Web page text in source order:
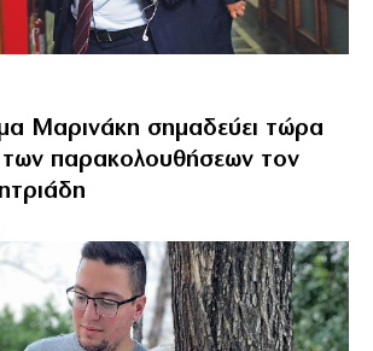
Μαρινάκη σημαδεύει τώρα
παρακολουθήσεων τον